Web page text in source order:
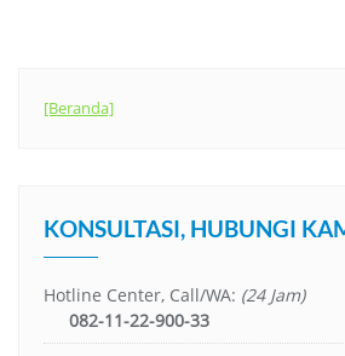
[Beranda]
KONSULTASI, HUBUNGI
Hotline Center, Call/WA: (24 Jam)
082-11-22-900-33